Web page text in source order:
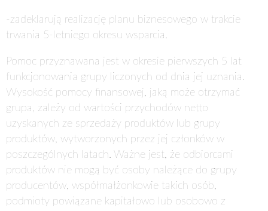
-zadeklarują realizację planu biznesowego w trakcie
trwania 5-letniego okresu wsparcia.
Pomoc przyznawana jest w okresie pierwszych 5 lat
funkcjonowania grupy liczonych od dnia jej uznania.
Wysokość pomocy finansowej, jaką może otrzymać
grupa, zależy od wartości przychodów netto
uzyskanych ze sprzedaży produktów lub grupy
produktów, wytworzonych przez jej członków w
poszczególnych latach. Ważne jest, że odbiorcami
produktów nie mogą być osoby należące do grupy
producentów, współmałżonkowie takich osób,
podmioty powiązane kapitałowo lub osobowo z